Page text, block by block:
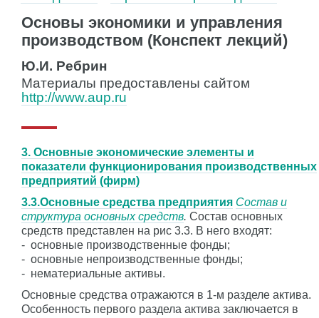
Основы экономики и управления
производством (Конспект лекций)
Ю.И. Ребрин
Материалы предоставлены сайтом
http://www.aup.ru
3. Основные экономические элементы и
показатели функционирования производственных
предприятий (фирм)
3.3.Основные средства предприятия Состав и
структура основных средств. Состав основных
средств представлен на рис 3.3. В него входят:
- основные производственные фонды;
- основные непроизводственные фонды;
- нематериальные активы.
Основные средства отражаются в 1-м разделе актива.
Особенность первого раздела актива заключается в